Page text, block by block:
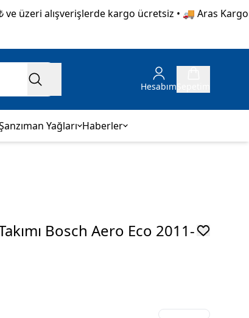
üzeri alışverişlerde kargo ücretsiz • 🚚 Aras Kargo
Hesabım
Yağları Haberler
Bosch Aero Eco 2011-